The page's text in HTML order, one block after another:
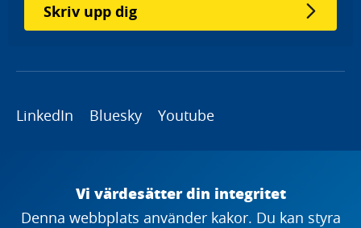
Skriv upp dig
LinkedIn Bluesky Youtube
Vi värdesätter din integritet
Denna webbplats använder kakor. Du kan styra